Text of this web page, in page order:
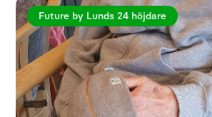
Future by Lunds 24 höjdare